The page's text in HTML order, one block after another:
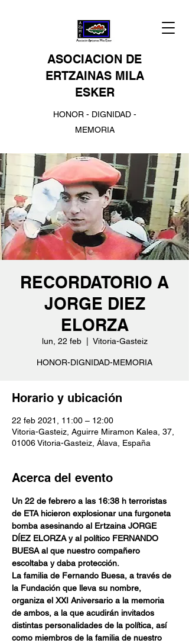
ASOCIACION DE
ERTZAINAS MILA
ESKER
HONOR - DIGNIDAD -
MEMORIA
RECORDATORIO A
JORGE DIEZ
ELORZA
lun, 22 feb
  |
Vitoria-Gasteiz
HONOR-DIGNIDAD-MEMORIA
Horario y ubicación
22 feb 2021, 11:00 – 12:00
Vitoria-Gasteiz, Aguirre Miramon Kalea, 37,
01006 Vitoria-Gasteiz, Álava, España
Acerca del evento
Un 22 de febrero a las 16:38 h terroristas
de ETA hicieron explosionar una furgoneta
bomba asesinando al Ertzaina JORGE
DÍEZ ELORZA y al político FERNANDO
BUESA al que nuestro compañero
escoltaba y daba protección.
La familia de Fernando Buesa, a través de
la Fundación que lleva su nombre,
organiza el XXI Aniversario a la memoria
de ambos, a la que acudirán invitados
distintas personalidades de la política, así
como miembros de la familia de nuestro